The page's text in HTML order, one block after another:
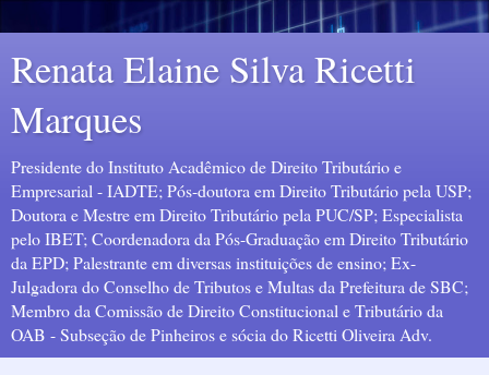
Renata Elaine Silva Ricetti
Marques
Presidente do Instituto Acadêmico de Direito Tributário e
Empresarial - IADTE; Pós-doutora em Direito Tributário pela USP;
Doutora e Mestre em Direito Tributário pela PUC/SP; Especialista
pelo IBET; Coordenadora da Pós-Graduação em Direito Tributário
da EPD; Palestrante em diversas instituições de ensino; Ex-
Julgadora do Conselho de Tributos e Multas da Prefeitura de SBC;
Membro da Comissão de Direito Constitucional e Tributário da
OAB - Subseção de Pinheiros e sócia do Ricetti Oliveira Adv.